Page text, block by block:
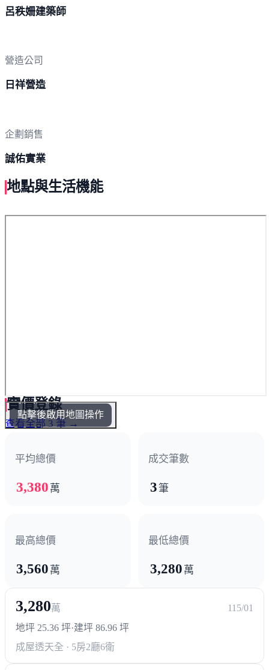
呂秩姍建築師
營造公司
日祥營造
企劃銷售
誠佑實業
地點與生活機能
點擊後啟用地圖操作
實價登錄
查看全部 3 筆 →
平均總價
3,380 萬
成交筆數
3筆
最高總價
3,560 萬
最低總價
3,280 萬
3,280萬
115/01
地坪 25.36 坪·建坪 86.96 坪
成屋透天全 · 5房2廳6衛